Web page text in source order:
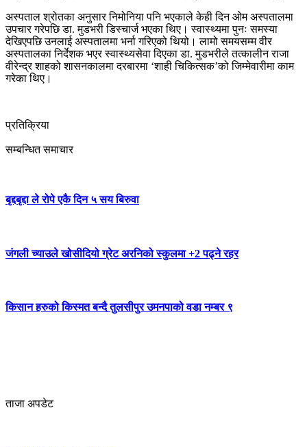
अस्पताल श्रोतका अनुसार निमोनिया पनि भएकाले केही दिन ओम अस्पतालमा
उपचार गरेपछि डा. मुडभरी डिस्चार्ज भएका थिए। स्वास्थ्यमा पुनः समस्या
देखिएपछि उनलाई अस्पतालमा भर्ना गरिएको थियो। लामो समयसम्म वीर
अस्पतालका निर्देशक भएर स्वास्थ्यसेवा दिएका डा. मुडभरीले तत्कालीन राजा
वीरेन्द्र शाहको शासनकालमा दरबारमा ‘शाही चिकित्सक’को जिम्मेवारीमा काम
गरेका थिए।
प्रतिक्रिया
सम्बन्धित समाचार
बृद्दबृद्दा ले रोपे एकै दिन ५ सय बिरुवा
जंगली च्याउले खोसीदियो ग्रेट अरनिको स्कुलमा +2 पढ्ने रहर
किसान हरुको किस्मत बन्दै तुलसीपुर उमनपाको वडा नम्बर ९
ताजा अपडेट